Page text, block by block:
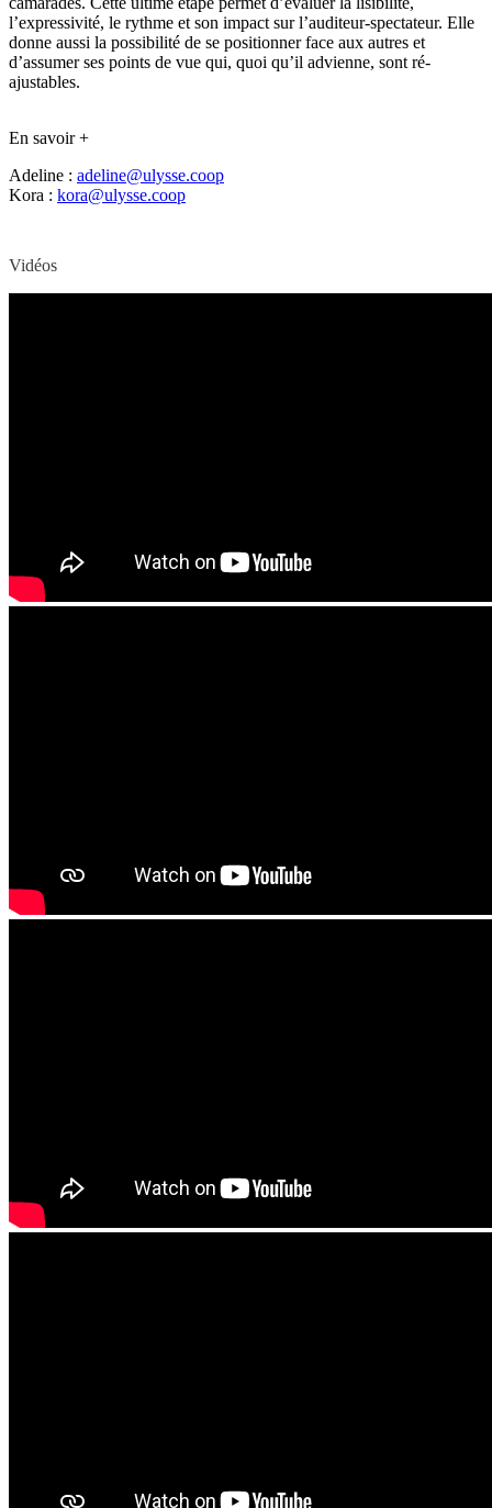
l’expressivité, le rythme et son impact sur l’auditeur-spectateur. Elle
donne aussi la possibilité de se positionner face aux autres et
d’assumer ses points de vue qui, quoi qu’il advienne, sont ré-
ajustables.
En savoir +
Adeline : adeline@ulysse.coop
Kora : kora@ulysse.coop
Vidéos